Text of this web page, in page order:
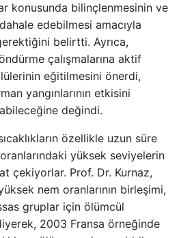
konusunda bilinçlenmesinin ve
edebilmesi amacıyla
belirtti. Ayrıca,
çalışmalarına aktif
eğitilmesini önerdi,
yangınlarının etkisini
değindi.
özellikle uzun süre
yüksek seviyelerin
çekiyorlar. Prof. Dr. Kurnaz,
nem oranlarının birleşimi,
gruplar için ölümcül
2003 Fransa örneğinde